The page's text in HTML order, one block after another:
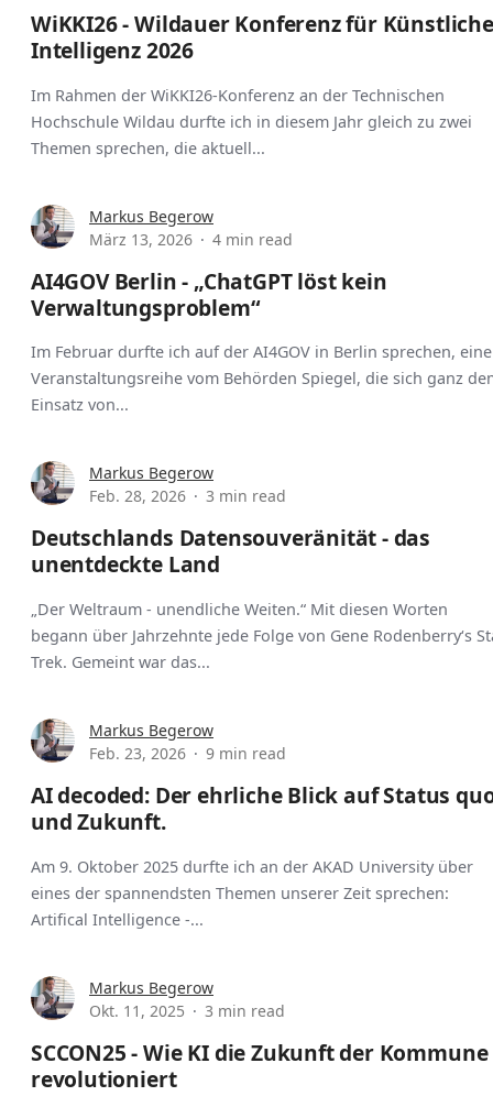
WiKKI26 - Wildauer Konferenz für Künstliche
Intelligenz 2026
Im Rahmen der WiKKI26-Konferenz an der Technischen
Hochschule Wildau durfte ich in diesem Jahr gleich zu zwei
Themen sprechen, die aktuell...
Markus Begerow
März 13, 2026
4 min read
AI4GOV Berlin - „ChatGPT löst kein
Verwaltungsproblem“
Im Februar durfte ich auf der AI4GOV in Berlin sprechen,
Veranstaltungsreihe vom Behörden Spiegel, die sich ganz
Einsatz von...
Markus Begerow
Feb. 28, 2026
3 min read
Deutschlands Datensouveränität - das
unentdeckte Land
„Der Weltraum - unendliche Weiten.“ Mit diesen Worten
begann über Jahrzehnte jede Folge von Gene Rodenberry‘s
Trek. Gemeint war das...
Markus Begerow
Feb. 23, 2026
9 min read
AI decoded: Der ehrliche Blick auf Status
und Zukunft.
Am 9. Oktober 2025 durfte ich an der AKAD University über
eines der spannendsten Themen unserer Zeit sprechen:
Artifical Intelligence -...
Markus Begerow
Okt. 11, 2025
3 min read
SCCON25 - Wie KI die Zukunft der Kommune
revolutioniert